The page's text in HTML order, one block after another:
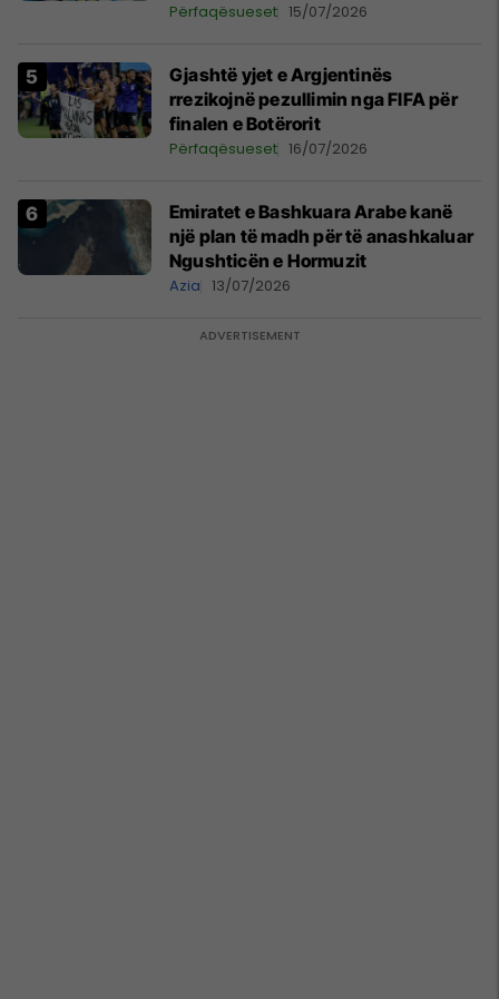
Përfaqësueset 15/07/2026
Gjashtë yjet e Argjentinës
rrezikojnë pezullimin nga FIFA për
finalen e Botërorit
Përfaqësueset 16/07/2026
Emiratet e Bashkuara Arabe kanë
një plan të madh për të anashkaluar
Ngushticën e Hormuzit
Azia 13/07/2026